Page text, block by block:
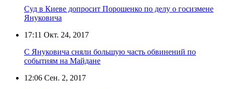
Суд в Киеве допросит Порошенко по делу о госизмене
Януковича
17:11 Окт. 24, 2017
С Януковича сняли большую часть обвинений по
событиям на Майдане
12:06 Сен. 2, 2017